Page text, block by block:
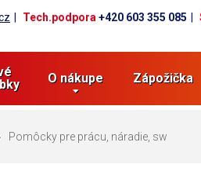
Tech.podpora +420 603 355 085
O nákupe Zápožička
Pomôcky pre prácu, náradie, sw